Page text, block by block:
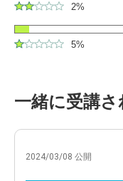
2%
5%
一緒に受講
2024/03/08 公開